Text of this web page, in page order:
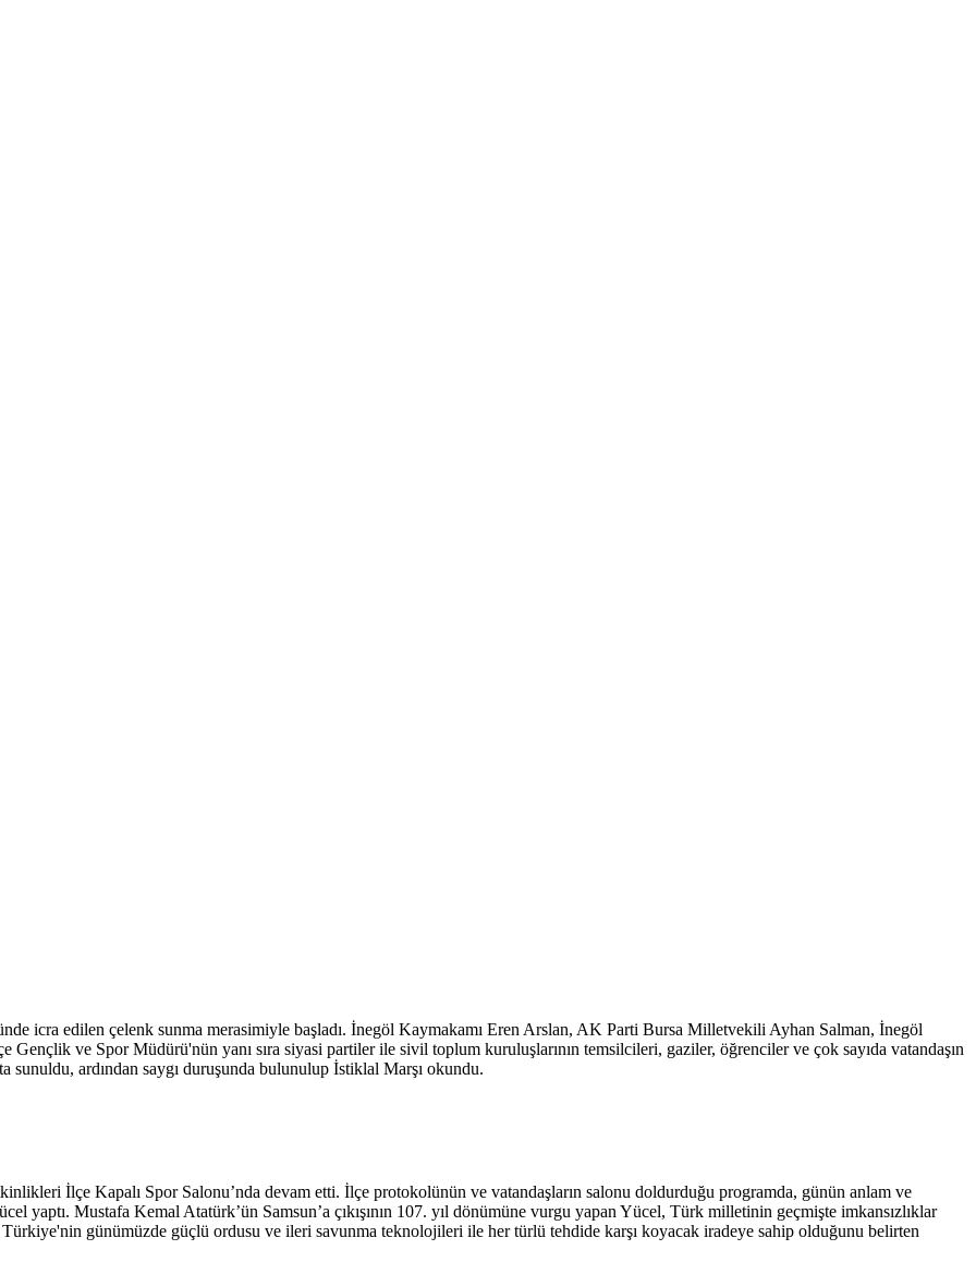
icra edilen çelenk sunma merasimiyle başladı. İnegöl Kaymakamı Eren Arslan, AK Parti Bursa Milletvekili Ayhan Salman, İnegöl
Gençlik ve Spor Müdürü'nün yanı sıra siyasi partiler ile sivil toplum kuruluşlarının temsilcileri, gaziler, öğrenciler ve çok sayıda vatandaşın
ardından saygı duruşunda bulunulup İstiklal Marşı okundu.
İlçe Kapalı Spor Salonu’nda devam etti. İlçe protokolünün ve vatandaşların salonu doldurduğu programda, günün anlam ve
yaptı. Mustafa Kemal Atatürk’ün Samsun’a çıkışının 107. yıl dönümüne vurgu yapan Yücel, Türk milletinin geçmişte imkansızlıklar
Türkiye'nin günümüzde güçlü ordusu ve ileri savunma teknolojileri ile her türlü tehdide karşı koyacak iradeye sahip olduğunu belirten